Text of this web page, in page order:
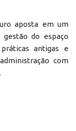
aposta em um
do espaço
antigas e
com